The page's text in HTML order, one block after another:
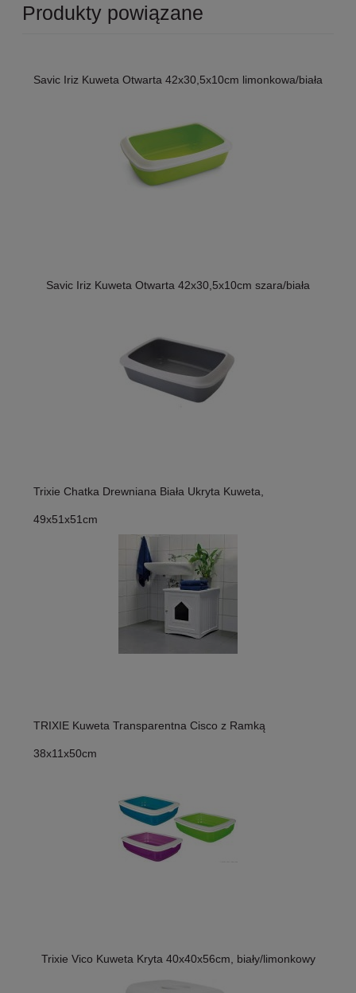
Produkty powiązane
Savic Iriz Kuweta Otwarta 42x30,5x10cm limonkowa/biała
Savic Iriz Kuweta Otwarta 42x30,5x10cm szara/biała
Trixie Chatka Drewniana Biała Ukryta Kuweta,
49x51x51cm
TRIXIE Kuweta Transparentna Cisco z Ramką
38x11x50cm
Trixie Vico Kuweta Kryta 40x40x56cm, biały/limonkowy